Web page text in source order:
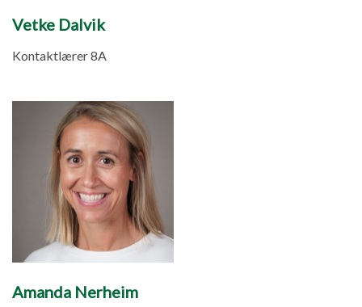
Vetke Dalvik
Kontaktlærer 8A
Amanda Nerheim